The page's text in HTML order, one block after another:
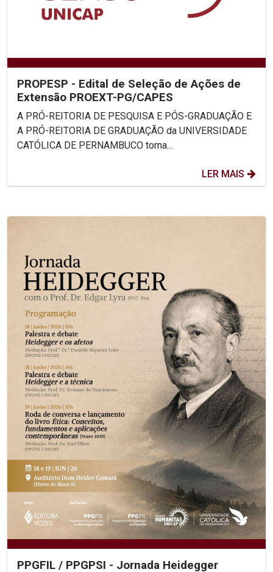
PROPESP - Edital de Seleção de Ações de
Extensão PROEXT-PG/CAPES
A PRÓ-REITORIA DE PESQUISA E PÓS-GRADUAÇÃO E
A PRÓ-REITORIA DE GRADUAÇÃO da UNIVERSIDADE
CATÓLICA DE PERNAMBUCO torna...
LER MAIS
PPGFIL / PPGPSI - Jornada Heidegger